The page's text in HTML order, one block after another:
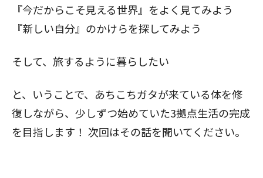
『今だからこそ見える世界』をよく見てみよう
『新しい自分』のかけらを探してみよう
そして、旅するように暮らしたい
と、いうことで、あちこちガタが来ている体を修
復しながら、少しずつ始めていた3拠点生活の完成
を目指します！ 次回はその話を聞いてください。